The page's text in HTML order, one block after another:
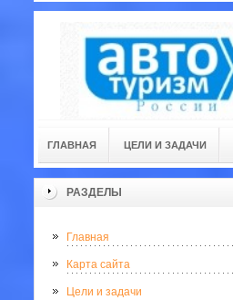
ГЛАВНАЯ ЦЕЛИ И ЗАДАЧИ
РАЗДЕЛЫ
Главная
Карта сайта
Цели и задачи